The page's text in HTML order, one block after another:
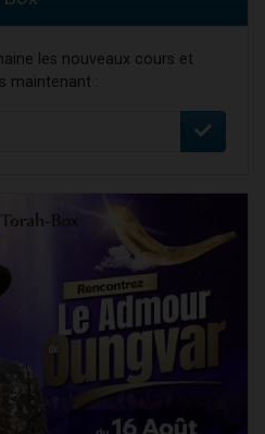
les nouveaux cours et
maintenant :